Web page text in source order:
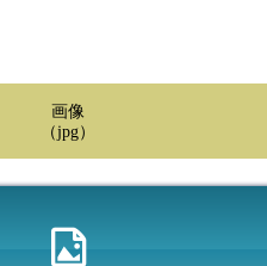
画像
（jpg）